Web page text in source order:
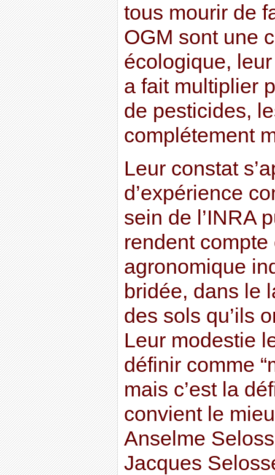
tous mourir de
OGM sont une
écologique,
a fait multiplier
de pesticides,
complétement
Leur constat
d’expérience
sein de l’INRA
rendent
agronomique
bridée, dans le
des sols qu’ils
Leur modestie
définir comme
mais c’est la
convient le
Anselme
Jacques